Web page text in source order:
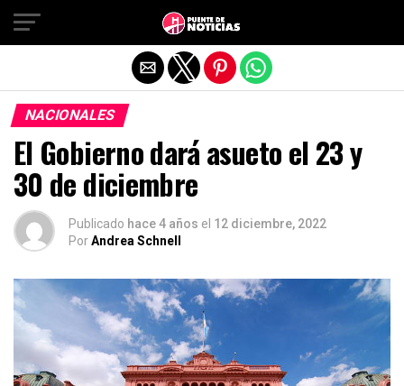
NACIONALES
El Gobierno dará asueto el 23 y
30 de diciembre
Publicado hace 4 años el 12 diciembre, 2022
PorAndrea Schnell
Salir de la versión móvil